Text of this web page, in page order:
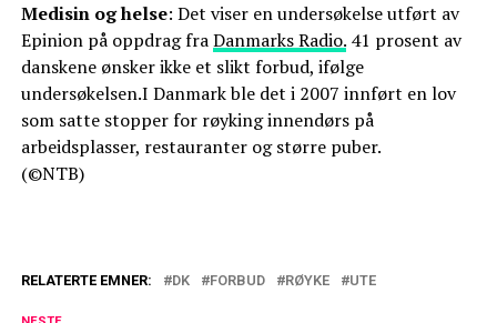
Medisin og helse: Det viser en undersøkelse utført av
Epinion på oppdrag fraDanmarks Radio.41 prosent av
danskene ønsker ikke et slikt forbud, ifølge
undersøkelsen.I Danmark ble det i 2007 innført en lov
som satte stopper for røyking innendørs på
arbeidsplasser, restauranter og større puber.
(©NTB)
RELATERTE EMNER: DK FORBUD RØYKE UTE